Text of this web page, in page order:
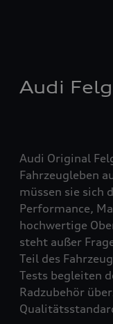
Audi
Audi Original
Fahrzeugleben
müssen sie sich
Performance,
hochwertige
steht außer
Teil des
Tests begleiten
Radzubehör